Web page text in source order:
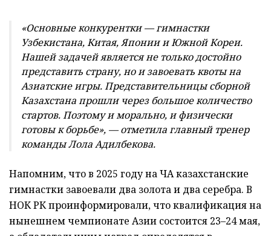
«Основные конкурентки — гимнастки
Узбекистана, Китая, Японии и Южной Кореи.
Нашей задачей является не только достойно
представить страну, но и завоевать квоты на
Азиатские игры. Представительницы сборной
Казахстана прошли через большое количество
стартов. Поэтому и морально, и физически
готовы к борьбе», — отметила главный тренер
команды Лола Адилбекова.
Напомним, что в 2025 году на ЧА казахстанские
гимнастки завоевали два золота и два серебра. В
НОК РК проинформировали, что квалификация на
нынешнем чемпионате Азии состоится 23–24 мая,